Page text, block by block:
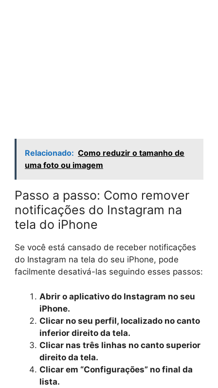
Relacionado: Como reduzir o tamanho de
uma foto ou imagem
Passo a passo: Como remover
notificações do Instagram na
tela do iPhone
Se você está cansado de receber notificações
do Instagram na tela do seu iPhone, pode
facilmente desativá-las seguindo esses passos:
Abrir o aplicativo do Instagram no seu
iPhone.
Clicar no seu perfil, localizado no canto
inferior direito da tela.
Clicar nas três linhas no canto superior
direito da tela.
Clicar em “Configurações” no final da
lista.